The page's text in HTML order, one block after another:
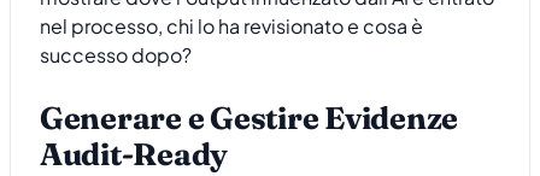
nel processo, chi lo ha revisionato e cosa è
successo dopo?
Generare e Gestire Evidenze
Audit-Ready